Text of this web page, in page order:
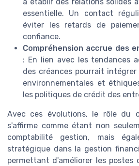
essentielle. Un contact
éviter les retards de
confiance.
Compréhension accrue des
: En lien avec les tendances
des créances pourrait
environnementales et
les politiques de crédit des
Avec ces évolutions, le rôle du
s'affirme comme étant non
comptabilité gestion, mais
stratégique dans la gestion
permettant d'améliorer les postes